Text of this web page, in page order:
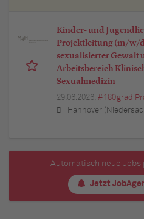
Kinder- und
Projektleitung (m/w/
sexualisierter Gewalt
Arbeitsbereich
Sexualmedizin
29.06.2026, #180grad
Hannover
Automatisch neue
Jetzt